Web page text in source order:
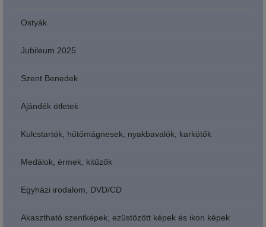
Ostyák
Jubileum 2025
Szent Benedek
Ajándék ötletek
Kulcstartók, hűtőmágnesek, nyakbavalók, karkötők
Medálok, érmek, kitűzők
Egyházi irodalom, DVD/CD
Akasztható szentképek, ezüstözött képek és ikon képek